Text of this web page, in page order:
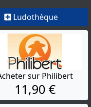
Ludothèque
sur Philibert
11,90 €